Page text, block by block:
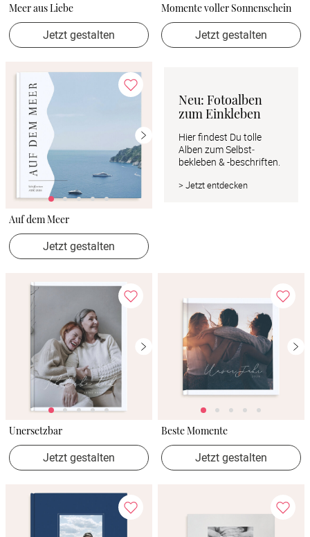
Meer aus Liebe
Jetzt gestalten
Momente voller Sonnenschein
Jetzt gestalten
Auf dem Meer
Jetzt gestalten
Neu: Fotoalben
zum Einkleben
Hier findest Du tolle
Alben zum Selbst­
bekleben & -beschriften.
> Jetzt entdecken
Unersetzbar
Jetzt gestalten
Beste Momente
Jetzt gestalten